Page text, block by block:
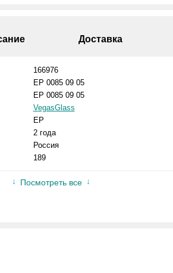
Доставка
166976
EP 0085 09 05
EP 0085 09 05
VegasGlass
EP
2 года
Россия
189
Посмотреть все